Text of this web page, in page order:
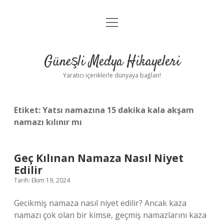
Anasayfa
Yasal Uyarı
menüyü
Güneşli Medya Hikayeleri
Yaratıcı içeriklerle dünyaya bağlan!
Etiket:Yatsı namazına 15 dakika kala akşam
namazı kılınır mı
Geç Kılınan Namaza Nasıl Niyet
Edilir
Tarih: Ekim 19, 2024
Gecikmiş namaza nasıl niyet edilir? Ancak kaza
namazı çok olan bir kimse, geçmiş namazlarını kaza